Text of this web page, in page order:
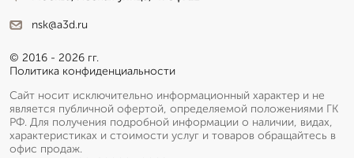
nsk@a3d.ru
© 2016 - 2026 гг.
Политика конфиденциальности
Сайт носит исключительно информационный характер и не
является публичной офертой, определяемой положениями ГК
РФ. Для получения подробной информации о наличии, видах,
характеристиках и стоимости услуг и товаров обращайтесь в
офис продаж.